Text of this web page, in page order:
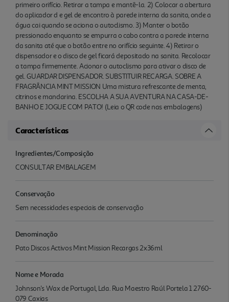
QR code nas embalagens)
primeiro orifício. Retirar a tampa e mantê-la. 2) Colocar a abertura
do aplicador d e gel de encontro à parede interna da sanita, onde a
água cai quando se aciona o autoclismo. 3) Manter o botão
pressionado enquanto se empurra o cabo contra a parede interna
da sanita até que o botão entre no orifício seguinte. 4) Retirar o
dispensador e o disco de gel ficará depositado na sanita. Recolocar
a tampa firmemente. Acionar o autoclismo para ativar o disco de
gel. GUARDAR DISPENSADOR. SUBSTITUIR RECARGA. SOBRE A
FRAGRÂNCIA MINT MISSION Uma mistura refrescante de menta,
citrinos e mandarina. ESCOLHA A SUA AVENTURA NA CASA-DE-
BANHO E JOGUE COM PATO! (Leia o QR code nas embalagens)
Características
Ingredientes/Composição
CONSULTAR EMBALAGEM
Conservação
Sem necessidades especiais de conservação
Denominação
Pato Discos Activos Mint Mission Recargas 2x36ml
Nome e Morada
Johnson's Wax de Portugal, Lda. Rua Maestro Raúl Portela 1 2760-
079 Caxias